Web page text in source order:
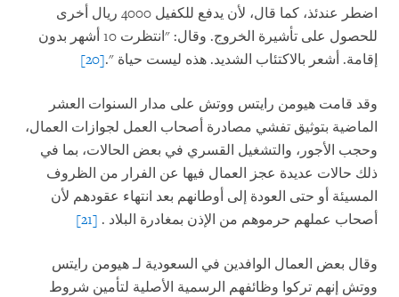
اضطر عندئذ، كما قال، لأن يدفع للكفيل 4000 ريال أخرى
للحصول على تأشيرة الخروج. وقال: "انتظرت 10 أشهر بدون
إقامة. أشعر بالاكتئاب الشديد. هذه ليست حياة ".
[20]
وقد قامت هيومن رايتس ووتش على مدار السنوات العشر
الماضية بتوثيق تفشي مصادرة أصحاب العمل لجوازات العمال،
وحجب الأجور، والتشغيل القسري في بعض الحالات، بما في
ذلك حالات عديدة عجز العمال فيها عن الفرار من الظروف
المسيئة أو حتى العودة إلى أوطانهم بعد انتهاء عقودهم لأن
أصحاب عملهم حرموهم من الإذن بمغادرة البلاد .
[21]
وقال بعض العمال الوافدين في السعودية لـ هيومن رايتس
ووتش إنهم تركوا وظائفهم الرسمية الأصلية لتأمين شروط